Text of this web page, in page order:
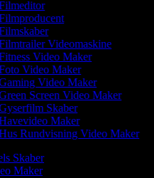
Videomaskine
Video Maker
Video Maker
Video Maker
Screen Video Maker
Skaber
Maker
Rundvisning Video Maker
Skaber
Maker